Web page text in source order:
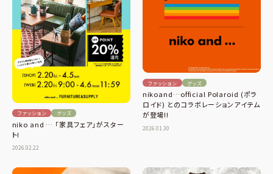
ファッション グッズ
niko and … 「家具フェア」がスター
ト!
2026.02.22
ファッション グッズ
nikoand…official Polaroid (ポラ
ロイド) とのコラボレーションアイテム
が登場!!
2026.01.30